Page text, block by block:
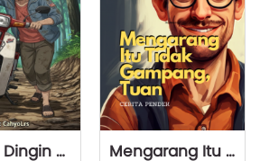
Perang Dingin Melawan Mbak Google Mengarang Itu Tidak Gampang, Tuan